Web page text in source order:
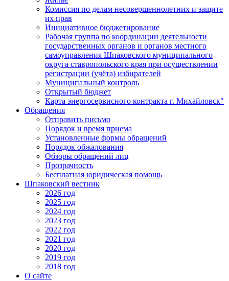
Комиссия по делам несовершеннолетних и защите
их прав
Инициативное бюджетирование
Рабочая группа по координации деятельности
государственных органов и органов местного
самоуправления Шпаковского муниципального
округа ставропольского края при осуществлении
регистрации (учёта) избирателей
Муниципальный контроль
Открытый бюджет
Карта энергосервисного контракта г. Михайловск"
Обращения
Отправить письмо
Порядок и время приема
Установленные формы обращений
Порядок обжалования
Обзоры обращений лиц
Прозрачность
Бесплатная юридическая помощь
Шпаковский вестник
2026 год
2025 год
2024 год
2023 год
2022 год
2021 год
2020 год
2019 год
2018 год
О сайте